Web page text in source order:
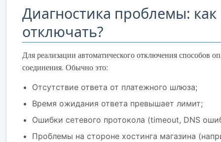
Диагностика проблемы:
отключать?
Для реализации автоматического отключения способов
соединения. Обычно это:
Отсутствие ответа от платежного шлюза;
Время ожидания ответа превышает лимит;
Ошибки сетевого протокола (timeout, DNS
Проблемы на стороне хостинга магазина